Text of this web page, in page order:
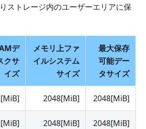
ストレージ内のユーザーエリアに保
デ
クサ
イズ
メモリ上ファ
イルシステム
サイズ
最大保存
可能デー
タサイズ
[MiB] 2048[MiB] 2048[MiB]
[MiB] 2048[MiB] 2048[MiB]